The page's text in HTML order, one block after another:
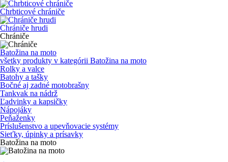
Chrbticové chrániče
Chrániče hrudi
Chrániče
Batožina na moto
všetky produkty v kategórii Batožina na moto
Rolky a valce
Batohy a tašky
Bočné aj zadné motobrašny
Tankvak na nádrž
Ľadvinky a kapsičky
Nápojáky
Peňaženky
Príslušenstvo a upevňovacie systémy
Sieťky, úpinky a prísavky
Batožina na moto